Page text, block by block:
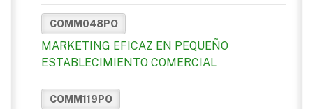
COMM048PO
MARKETING EFICAZ EN PEQUEÑO
ESTABLECIMIENTO COMERCIAL
COMM119PO